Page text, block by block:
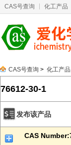
CAS号查询 化工产品
CAS号查询 > 化工产品
76612-30-1
发布该产品
CAS